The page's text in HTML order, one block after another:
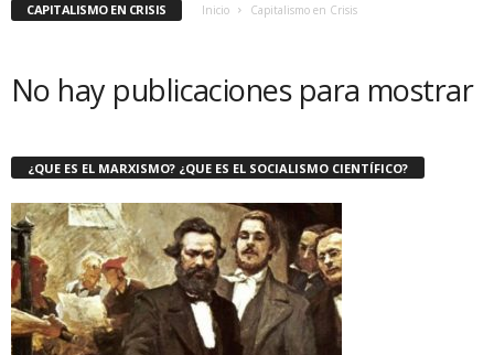
CAPITALISMO EN CRISIS Inicio Capitalismo en Crisis
No hay publicaciones para mostrar
¿QUE ES EL MARXISMO? ¿QUE ES EL SOCIALISMO CIENTÍFICO?